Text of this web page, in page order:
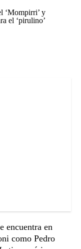
‘Mompirri’ y
el ‘pirulino’
encuentra en
como Pedro